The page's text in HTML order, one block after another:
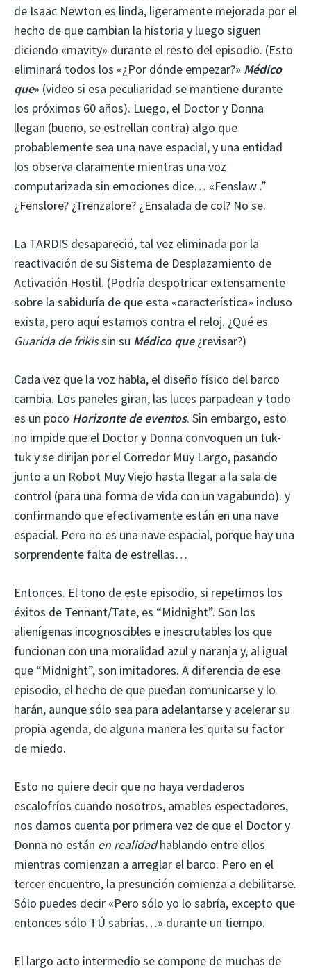
de Isaac Newton es linda, ligeramente mejorada por el
hecho de que cambian la historia y luego siguen
diciendo «mavity» durante el resto del episodio. (Esto
eliminará todos los «¿Por dónde empezar?» Médico
que» (video si esa peculiaridad se mantiene durante
los próximos 60 años). Luego, el Doctor y Donna
llegan (bueno, se estrellan contra) algo que
probablemente sea una nave espacial, y una entidad
los observa claramente mientras una voz
computarizada sin emociones dice… «Fenslaw .”
¿Fenslore? ¿Trenzalore? ¿Ensalada de col? No se.
La TARDIS desapareció, tal vez eliminada por la
reactivación de su Sistema de Desplazamiento de
Activación Hostil. (Podría despotricar extensamente
sobre la sabiduría de que esta «característica» incluso
exista, pero aquí estamos contra el reloj. ¿Qué es
Guarida de frikissin su Médico que¿revisar?)
Cada vez que la voz habla, el diseño físico del barco
cambia. Los paneles giran, las luces parpadean y todo
es un poco Horizonte de eventos. Sin embargo, esto
no impide que el Doctor y Donna convoquen un tuk-
tuk y se dirijan por el Corredor Muy Largo, pasando
junto a un Robot Muy Viejo hasta llegar a la sala de
control (para una forma de vida con un vagabundo). y
confirmando que efectivamente están en una nave
espacial. Pero no es una nave espacial, porque hay una
sorprendente falta de estrellas…
Entonces. El tono de este episodio, si repetimos los
éxitos de Tennant/Tate, es “Midnight”. Son los
alienígenas incognoscibles e inescrutables los que
funcionan con una moralidad azul y naranja y, al igual
que “Midnight”, son imitadores. A diferencia de ese
episodio, el hecho de que puedan comunicarse y lo
harán, aunque sólo sea para adelantarse y acelerar su
propia agenda, de alguna manera les quita su factor
de miedo.
Esto no quiere decir que no haya verdaderos
escalofríos cuando nosotros, amables espectadores,
nos damos cuenta por primera vez de que el Doctor y
Donna no están en realidadhablando entre ellos
mientras comienzan a arreglar el barco. Pero en el
tercer encuentro, la presunción comienza a debilitarse.
Sólo puedes decir «Pero sólo yo lo sabría, excepto que
entonces sólo TÚ sabrías…» durante un tiempo.
El largo acto intermedio se compone de muchas de